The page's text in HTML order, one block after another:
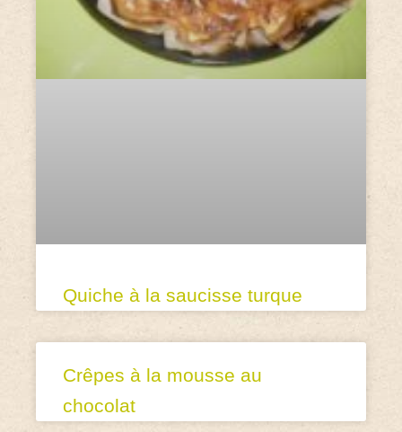
Quiche à la saucisse turque
Crêpes à la mousse au
chocolat